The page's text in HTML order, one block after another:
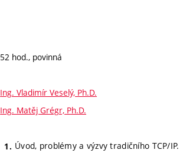
52 hod., povinná
Ing. Vladimír Veselý, Ph.D.
Ing. Matěj Grégr, Ph.D.
Úvod, problémy a výzvy tradičního TCP/IP.